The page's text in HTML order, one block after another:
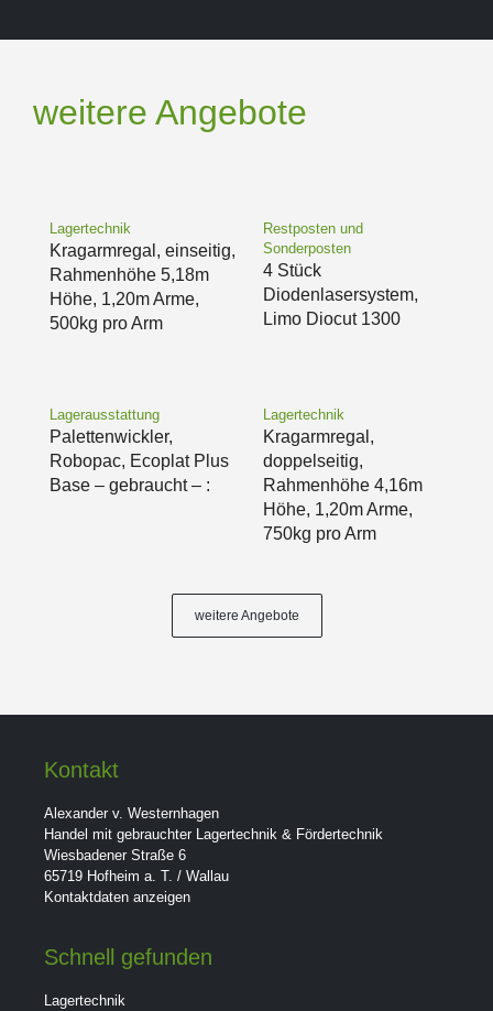
weitere Angebote
Lagertechnik
Kragarmregal, einseitig,
Rahmenhöhe 5,18m
Höhe, 1,20m Arme,
500kg pro Arm
Restposten und
Sonderposten
4 Stück
Diodenlasersystem,
Limo Diocut 1300
Lagerausstattung
Palettenwickler,
Robopac, Ecoplat Plus
Base – gebraucht – :
Lagertechnik
Kragarmregal,
doppelseitig,
Rahmenhöhe 4,16m
Höhe, 1,20m Arme,
750kg pro Arm
weitere Angebote
Kontakt
Alexander v. Westernhagen
Handel mit gebrauchter Lagertechnik & Fördertechnik
Wiesbadener Straße 6
65719 Hofheim a. T. / Wallau
Kontaktdaten anzeigen
Schnell gefunden
Lagertechnik